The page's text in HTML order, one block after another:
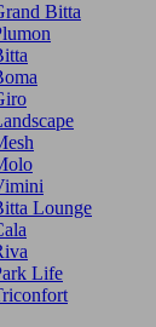
Bitta
Lounge
Life